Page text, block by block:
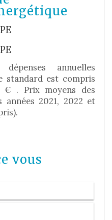
annuelles
standard est compris
. Prix moyens des
années 2021, 2022 et
vous